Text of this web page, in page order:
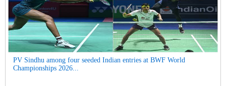
PV Sindhu among four seeded Indian entries at BWF World
Championships 2026...